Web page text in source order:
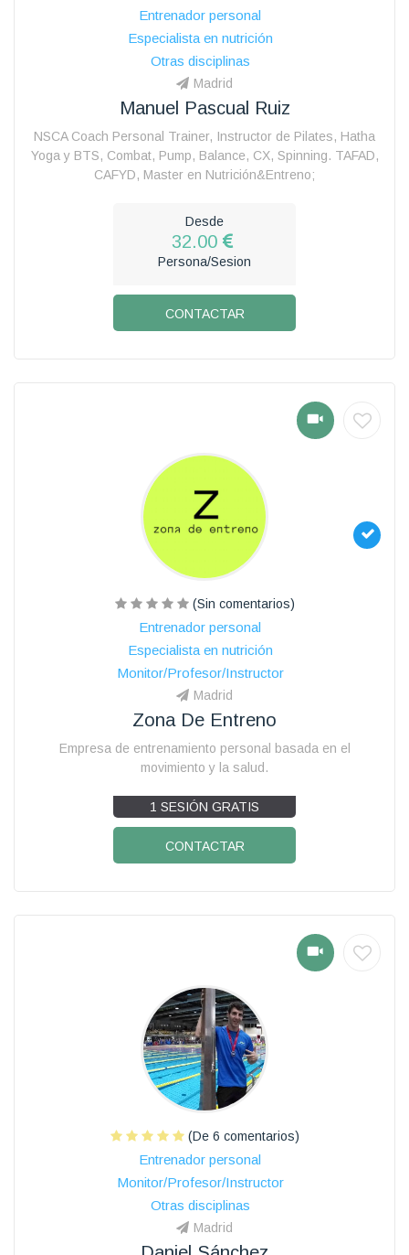
Entrenador personal
Especialista en nutrición
Otras disciplinas
Madrid
Manuel Pascual Ruiz
NSCA Coach Personal Trainer, Instructor de Pilates, Hatha
Yoga y BTS, Combat, Pump, Balance, CX, Spinning. TAFAD,
CAFYD, Master en Nutrición&Entreno;
Desde
32.00
Persona/Sesion
CONTACTAR
(Sin comentarios)
Entrenador personal
Especialista en nutrición
Monitor/Profesor/Instructor
Madrid
Zona De Entreno
Empresa de entrenamiento personal basada en el
movimiento y la salud.
1 SESIÓN GRATIS
CONTACTAR
(De 6 comentarios)
Entrenador personal
Monitor/Profesor/Instructor
Otras disciplinas
Madrid